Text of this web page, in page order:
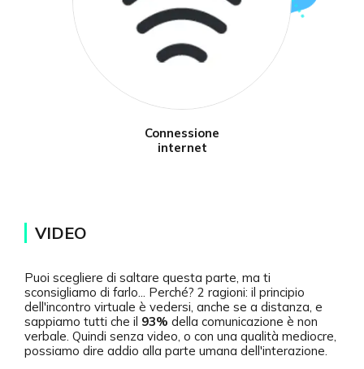
Connessione
internet
VIDEO
Puoi scegliere di saltare questa parte, ma ti
sconsigliamo di farlo... Perché? 2 ragioni: il principio
dell'incontro virtuale è vedersi, anche se a distanza, e
sappiamo tutti che il 93% della comunicazione è non
verbale. Quindi senza video, o con una qualità mediocre,
possiamo dire addio alla parte umana dell'interazione.